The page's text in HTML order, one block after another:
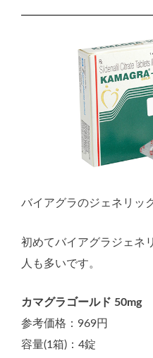
バイアグラのジェネリッ
初めてバイアグラジェネ
人も多いです。
カマグラゴールド 50mg
参考価格：969円
容量(1箱)：4錠